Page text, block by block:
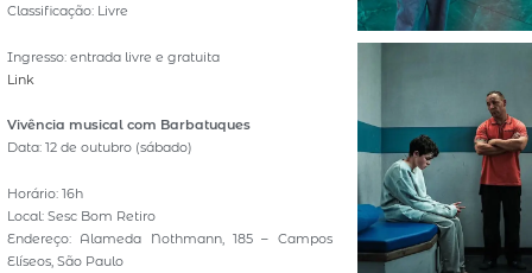
Classificação: Livre
Ingresso: entrada livre e gratuita
Link
Vivência musical com Barbatuques
Data: 12 de outubro (sábado)
Horário: 16h
Local: Sesc Bom Retiro
Endereço: Alameda Nothmann, 185 – Campos
Elíseos, São Paulo